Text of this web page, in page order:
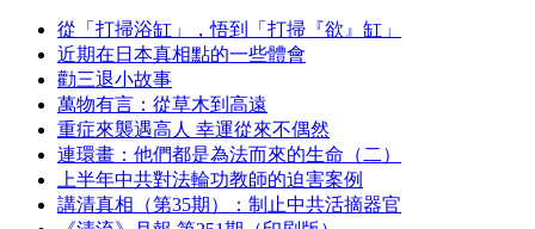
從「打掃浴缸」，悟到「打掃『欲』缸」
近期在日本真相點的一些體會
勸三退小故事
萬物有言：從草木到高遠
重症來襲遇高人 幸運從來不偶然
連環畫：他們都是為法而來的生命（二）
上半年中共對法輪功教師的迫害案例
講清真相（第35期）：制止中共活摘器官